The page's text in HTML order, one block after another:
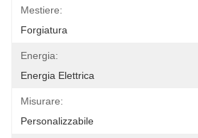
Mestiere:
Forgiatura
Energia:
Energia Elettrica
Misurare:
Personalizzabile